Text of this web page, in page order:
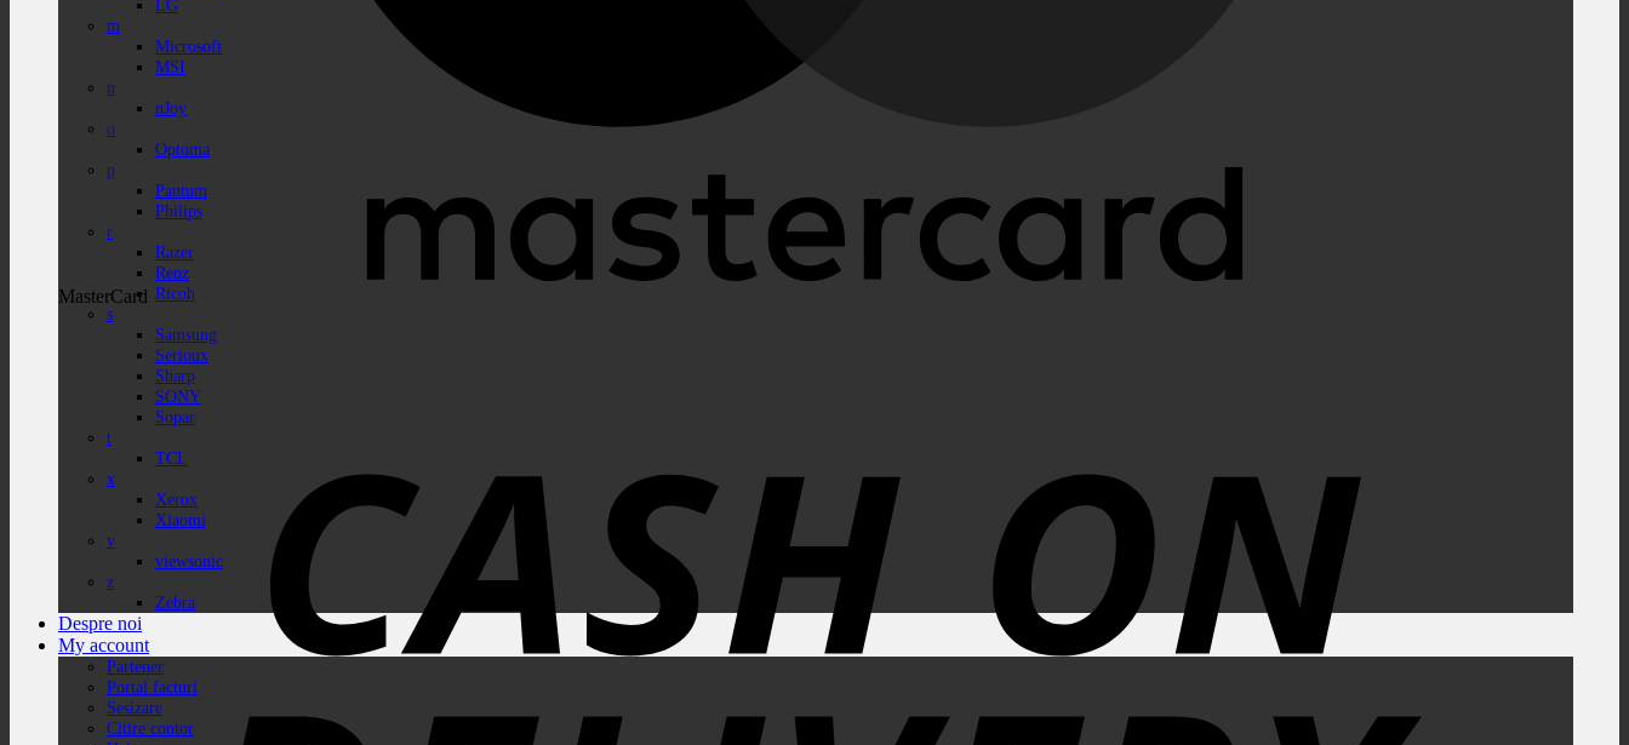
MasterCard
LG
m
Microsoft
MSI
n
nJoy
o
Optoma
p
Pantum
Philips
r
Razer
Renz
Ricoh
s
Samsung
Serioux
Sharp
SONY
Sopar
t
TCL
x
Xerox
Xiaomi
v
viewsonic
z
Zebra
Despre noi
My account
Partener
Portal facturi
Sesizare
Citire contor